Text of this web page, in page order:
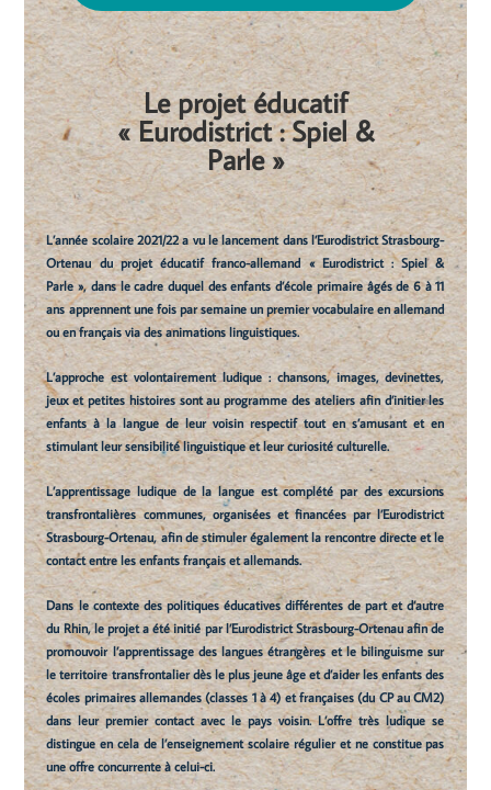
Le projet éducatif
« Eurodistrict : Spiel &
Parle »
L’année scolaire 2021/22 a vu le lancement dans l’Eurodistrict Strasbourg-
Ortenau du projet éducatif franco-allemand « Eurodistrict : Spiel &
Parle », dans le cadre duquel des enfants d’école primaire âgés de 6 à 11
ans apprennent une fois par semaine un premier vocabulaire en allemand
ou en français via des animations linguistiques.
L’approche est volontairement ludique : chansons, images, devinettes,
jeux et petites histoires sont au programme des ateliers afin d’initier les
enfants à la langue de leur voisin respectif tout en s’amusant et en
stimulant leur sensibilité linguistique et leur curiosité culturelle.
L’apprentissage ludique de la langue est complété par des excursions
transfrontalières communes, organisées et financées par l’Eurodistrict
Strasbourg-Ortenau, afin de stimuler également la rencontre directe et le
contact entre les enfants français et allemands.
Dans le contexte des politiques éducatives différentes de part et d’autre
du Rhin, le projet a été initié par l’Eurodistrict Strasbourg-Ortenau afin de
promouvoir l’apprentissage des langues étrangères et le bilinguisme sur
le territoire transfrontalier dès le plus jeune âge et d’aider les enfants des
écoles primaires allemandes (classes 1 à 4) et françaises (du CP au CM2)
dans leur premier contact avec le pays voisin. L’offre très ludique se
distingue en cela de l’enseignement scolaire régulier et ne constitue pas
une offre concurrente à celui-ci.